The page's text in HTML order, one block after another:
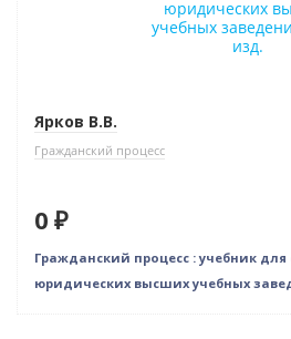
Ярков В.В.
Гражданский процесс
0 ₽
Гражданский процесс : учебник для
юридических высших учебных